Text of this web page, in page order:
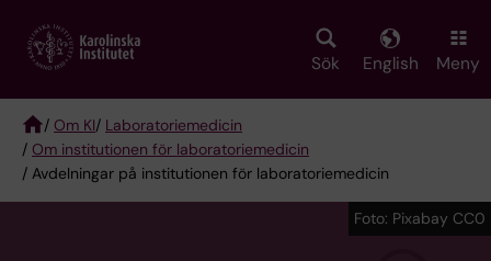
main
Sök English Meny
Breadcrumb
/ Om KI/ Laboratoriemedicin
/ Om institutionen för laboratoriemedicin
/ Avdelningar på institutionen för laboratoriemedicin
Foto: Pixabay CC0